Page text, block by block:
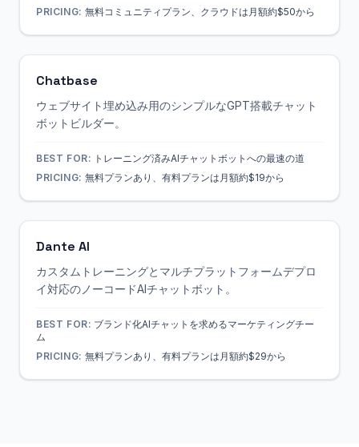
PRICING: 無料コミュニティプラン、クラウドは月額約$50から
Chatbase
ウェブサイト埋め込み用のシンプルなGPT搭載チャット
ボットビルダー。
BEST FOR: トレーニング済みAIチャットボットへの最速の道
PRICING: 無料プランあり、有料プランは月額約$19から
Dante AI
カスタムトレーニングとマルチプラットフォームデプロ
イ対応のノーコードAIチャットボット。
BEST FOR: ブランド化AIチャットを求めるマーケティングチー
ム
PRICING: 無料プランあり、有料プランは月額約$29から